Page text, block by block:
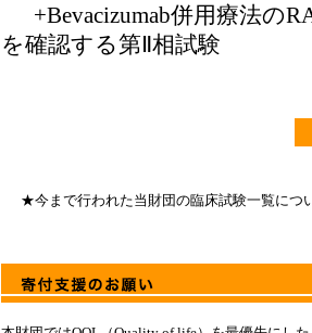
+Bevacizumab併用療法の
を確認する第Ⅱ相試験
★今まで行われた当財団の臨床試験一覧につ